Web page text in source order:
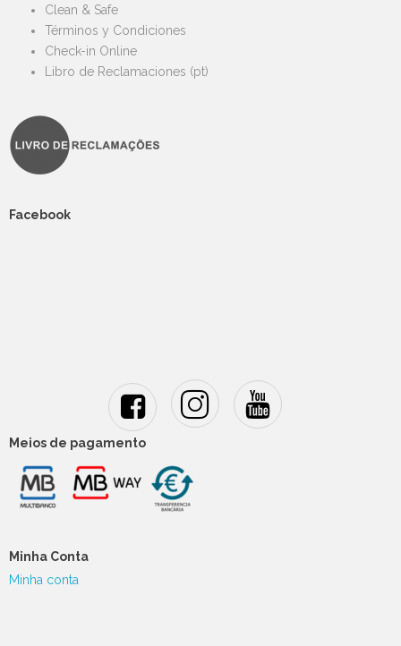
Clean & Safe
Términos y Condiciones
Check-in Online
Libro de Reclamaciones (pt)
Facebook
Meios de pagamento
Minha Conta
Minha conta